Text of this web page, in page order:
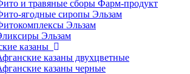
и травяные сборы Фарм-продукт
ягодные сиропы Эльзам
Эльзам
Эльзам
казаны
казаны двухцветные
казаны черные